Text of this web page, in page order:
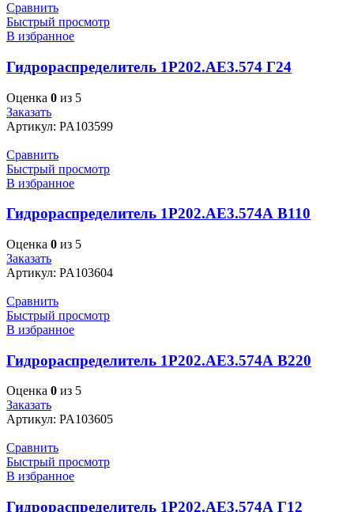
Сравнить
Быстрый просмотр
В избранное
Гидрораспределитель 1Р202.АЕ3.574 Г24
Оценка 0 из 5
Заказать
Артикул: PA103599
Сравнить
Быстрый просмотр
В избранное
Гидрораспределитель 1Р202.АЕ3.574А В110
Оценка 0 из 5
Заказать
Артикул: PA103604
Сравнить
Быстрый просмотр
В избранное
Гидрораспределитель 1Р202.АЕ3.574А В220
Оценка 0 из 5
Заказать
Артикул: PA103605
Сравнить
Быстрый просмотр
В избранное
Гидрораспределитель 1Р202.АЕ3.574А Г12